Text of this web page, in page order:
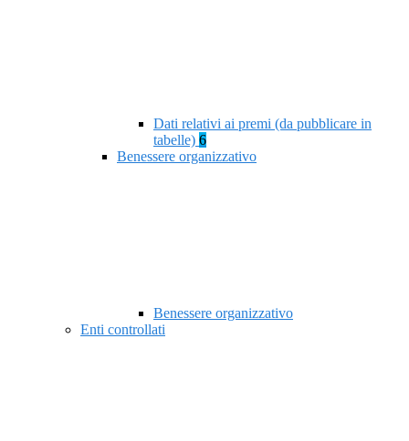
Dati relativi ai premi (da pubblicare in
tabelle) 6
Benessere organizzativo
Benessere organizzativo
Enti controllati